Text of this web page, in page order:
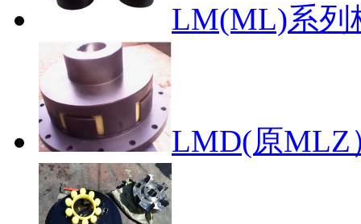
LM(ML)系列
LMD(原MLZ